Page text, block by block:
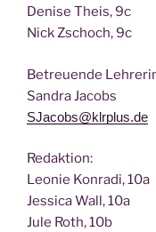
Deni­se Theis, 9c
Nick Zscho­ch, 9c
Betreu­en­de
San­dra Jacobs
SJacobs@klrplus.de
Redak­ti­on:
Leo­nie Kon­ra­di, 10a
Jes­si­ca Wall, 10a
Jule Roth, 10b